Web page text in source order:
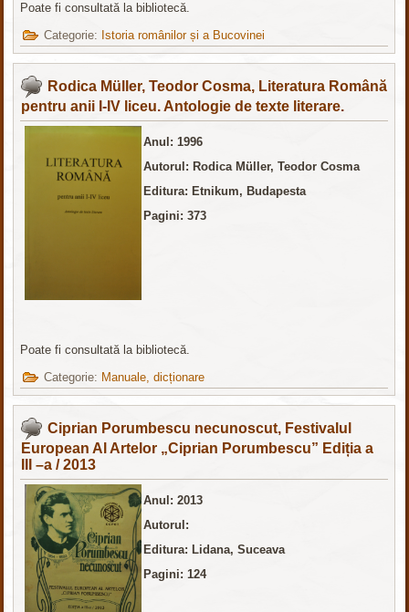
Poate fi consultată la bibliotecă.
Categorie: Istoria românilor și a Bucovinei
Rodica Müller, Teodor Cosma, Literatura Română
pentru anii I-IV liceu. Antologie de texte literare.
Anul: 1996
Autorul: Rodica Müller, Teodor Cosma
Editura: Etnikum, Budapesta
Pagini: 373
Poate fi consultată la bibliotecă.
Categorie: Manuale, dicționare
Ciprian Porumbescu necunoscut, Festivalul
European Al Artelor „Ciprian Porumbescu” Ediția a
III –a / 2013
Anul: 2013
Autorul:
Editura: Lidana, Suceava
Pagini: 124